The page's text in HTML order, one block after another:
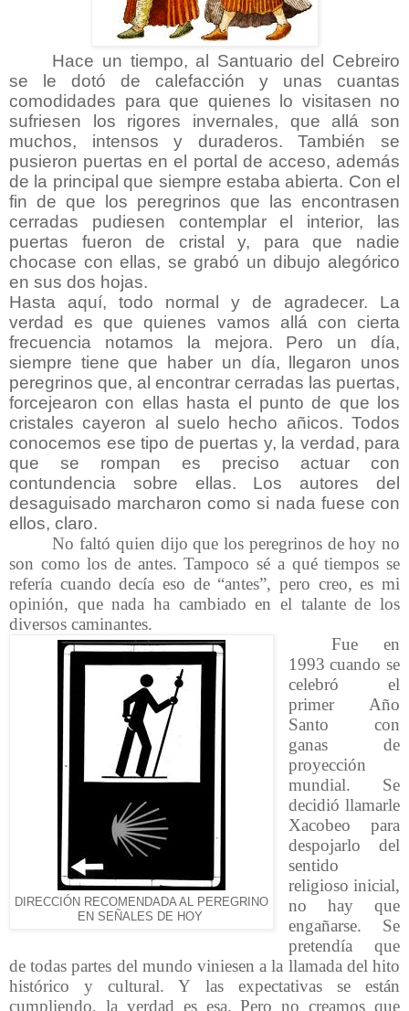
Hace un tiempo, al Santuario del Cebreiro
se le dotó de calefacción y unas cuantas
comodidades para que quienes lo visitasen no
sufriesen los rigores invernales, que allá son
muchos, intensos y duraderos. También se
pusieron puertas en el portal de acceso, además
de la principal que siempre estaba abierta. Con el
fin de que los peregrinos que las encontrasen
cerradas pudiesen contemplar el interior, las
puertas fueron de cristal y, para que nadie
chocase con ellas, se grabó un dibujo alegórico
en sus dos hojas.
Hasta aquí, todo normal y de agradecer. La
verdad es que quienes vamos allá con cierta
frecuencia notamos la mejora. Pero un día,
siempre tiene que haber un día, llegaron unos
peregrinos que, al encontrar cerradas las puertas,
forcejearon con ellas hasta el punto de que los
cristales cayeron al suelo hecho añicos. Todos
conocemos ese tipo de puertas y, la verdad, para
que se rompan es preciso actuar con
contundencia sobre ellas. Los autores del
desaguisado marcharon como si nada fuese con
ellos, claro.
No faltó quien dijo que los peregrinos de hoy no
son como los de antes. Tampoco sé a qué tiempos se
refería cuando decía eso de “antes”, pero creo, es mi
opinión, que nada ha cambiado en el talante de los
diversos caminantes.
DIRECCIÓN RECOMENDADA AL PEREGRINO
EN SEÑALES DE HOY
Fue en
1993 cuando se
celebró el
primer Año
Santo con
ganas de
proyección
mundial. Se
decidió llamarle
Xacobeo para
despojarlo del
sentido
religioso inicial,
no hay que
engañarse. Se
pretendía que
de todas partes del mundo viniesen a la llamada del hito
histórico y cultural. Y las expectativas se están
cumpliendo, la verdad es esa. Pero no creamos que